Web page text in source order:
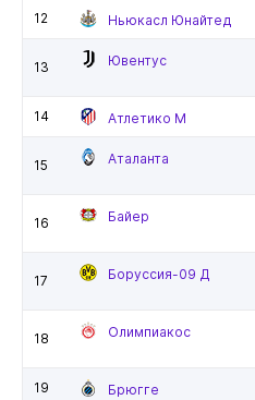
12 Ньюкасл Юнайтед
13 Ювентус
14 Атлетико М
15 Аталанта
16 Байер
17 Боруссия-09 Д
18 Олимпиакос
19 Брюгге